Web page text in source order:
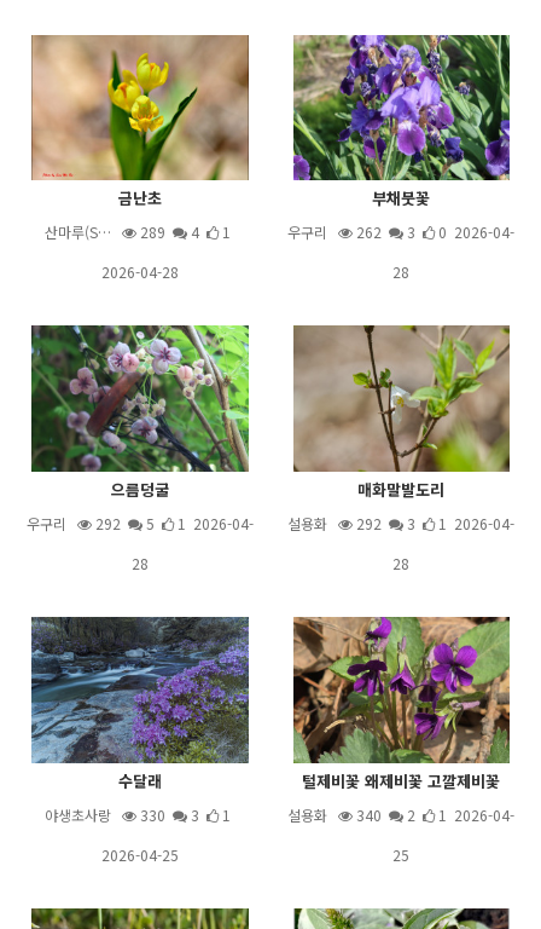
금난초
산마루(S… 289 4
1
2026-04-28
부채붓꽃
우구리 262 3
0 2026-04-
28
으름덩굴
우구리 292 5
1 2026-04-
28
매화말발도리
설용화 292 3
1 2026-04-
28
수달래
야생초사랑 330 3
1
2026-04-25
털제비꽃 왜제비꽃 고깔제비꽃
설용화 340 2
1 2026-04-
25